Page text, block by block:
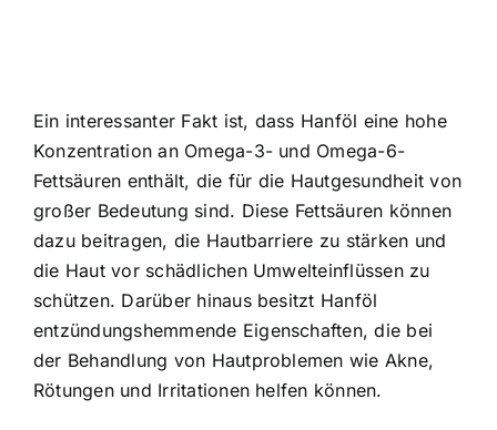
Ein interessanter Fakt ist, dass Hanföl eine hohe
Konzentration an Omega-3- und Omega-6-
Fettsäuren enthält, die für die Hautgesundheit von
großer Bedeutung sind. Diese Fettsäuren können
dazu beitragen, die Hautbarriere zu stärken und
die Haut vor schädlichen Umwelteinflüssen zu
schützen. Darüber hinaus besitzt Hanföl
entzündungshemmende Eigenschaften, die bei
der Behandlung von Hautproblemen wie Akne,
Rötungen und Irritationen helfen können.